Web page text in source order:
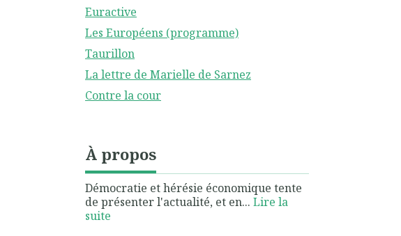
Euractive
Les Européens (programme)
Taurillon
La lettre de Marielle de Sarnez
Contre la cour
À propos
Démocratie et hérésie économique tente
de présenter l'actualité, et en... Lire la
suite